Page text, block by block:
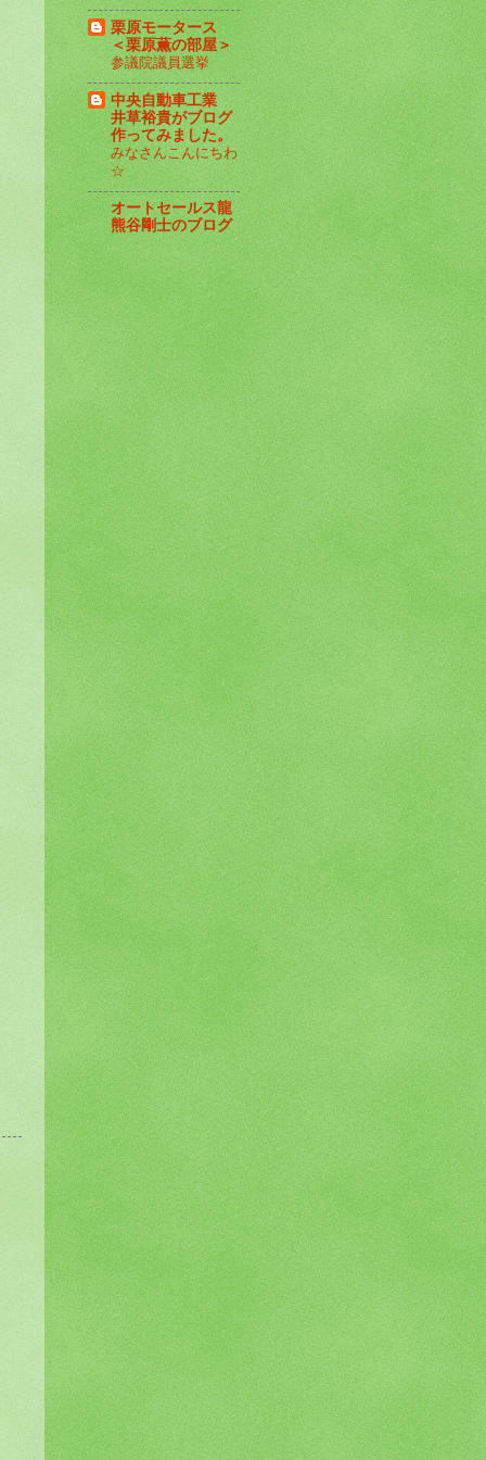
栗原モータース
＜栗原薫の部屋＞
参議院議員選挙
中央自動車工業
井草裕貴がブログ
作ってみました。
みなさんこんにちわ
☆
オートセールス龍
熊谷剛士のブログ